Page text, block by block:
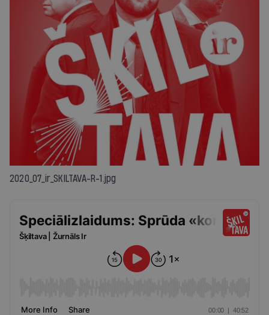
2020_07_ir_SKILTAVA-R-1.jpg